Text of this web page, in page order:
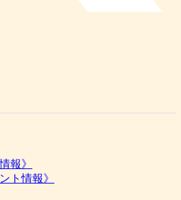
報》
ト情報》